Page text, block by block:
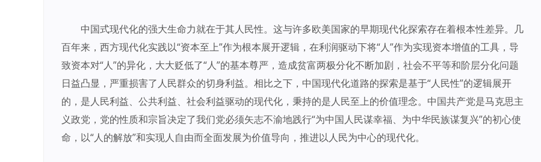
中国式现代化的强大生命力就在于其人民性。这与许多欧美国家的早期现代化探索存在着根本性差异。几
百年来，西方现代化实践以“资本至上”作为根本展开逻辑，在利润驱动下将“人”作为实现资本增值的工具，导
致资本对“人”的异化，大大贬低了“人”的基本尊严，造成贫富两极分化不断加剧，社会不平等和阶层分化问题
日益凸显，严重损害了人民群众的切身利益。相比之下，中国现代化道路的探索是基于“人民性”的逻辑展开
的，是人民利益、公共利益、社会利益驱动的现代化，秉持的是人民至上的价值理念。中国共产党是马克思主
义政党，党的性质和宗旨决定了我们党必须矢志不渝地践行“为中国人民谋幸福、为中华民族谋复兴”的初心使
命，以“人的解放”和实现人自由而全面发展为价值导向，推进以人民为中心的现代化。